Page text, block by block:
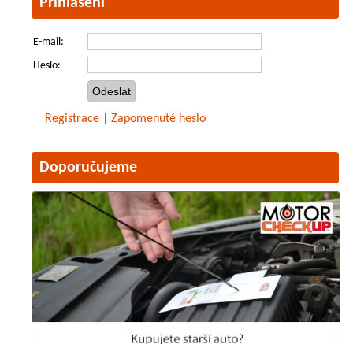
E-mail:
Heslo:
Registrace Zapomenuté heslo
Doporučujeme